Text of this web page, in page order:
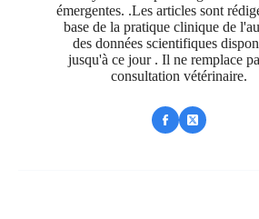
émergentes. .Les articles sont
base de la pratique clinique de
des données scientifiques
jusqu'à ce jour . Il ne remplace
consultation vétérinaire.